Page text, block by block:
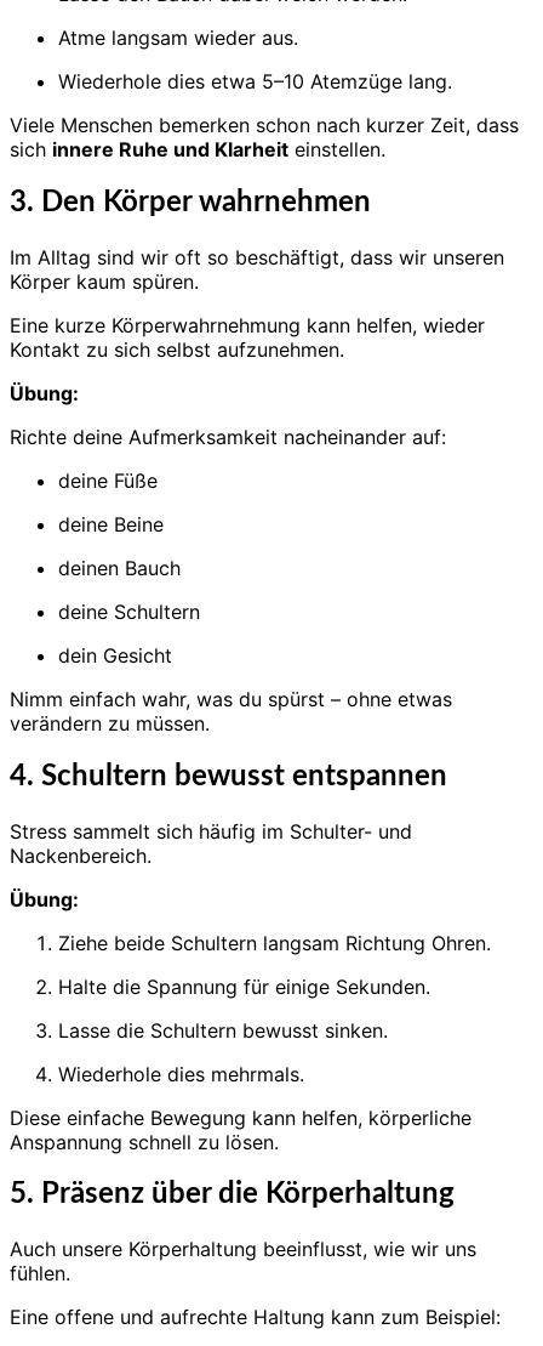
Atme langsam wieder aus.
Wiederhole dies etwa 5–10 Atemzüge lang.
Viele Menschen bemerken schon nach kurzer Zeit, dass
sich innere Ruhe und Klarheit einstellen.
3. Den Körper wahrnehmen
Im Alltag sind wir oft so beschäftigt, dass wir unseren
Körper kaum spüren.
Eine kurze Körperwahrnehmung kann helfen, wieder
Kontakt zu sich selbst aufzunehmen.
Übung:
Richte deine Aufmerksamkeit nacheinander auf:
deine Füße
deine Beine
deinen Bauch
deine Schultern
dein Gesicht
Nimm einfach wahr, was du spürst – ohne etwas
verändern zu müssen.
4. Schultern bewusst entspannen
Stress sammelt sich häufig im Schulter- und
Nackenbereich.
Übung:
Ziehe beide Schultern langsam Richtung Ohren.
Halte die Spannung für einige Sekunden.
Lasse die Schultern bewusst sinken.
Wiederhole dies mehrmals.
Diese einfache Bewegung kann helfen, körperliche
Anspannung schnell zu lösen.
5. Präsenz über die Körperhaltung
Auch unsere Körperhaltung beeinflusst, wie wir uns
fühlen.
Eine offene und aufrechte Haltung kann zum Beispiel: